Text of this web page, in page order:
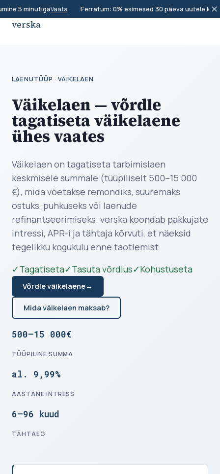
5 minutigaVaata Ferratum: 0% esimesed 30 päeva uutele ✕
verska
LAENUTÜÜP · VÄIKELAEN
Väikelaen — võrdle
tagatiseta väikelaene
ühes vaates
Väikelaen on tagatiseta tarbimislaen
keskmisele summale (tüüpiliselt 500–15 000
€), mida võetakse remondiks, suuremaks
ostuks, puhkuseks või laenude
refinantseerimiseks. verska koondab pakkujate
intressi, APR-i ja tähtaja kõrvuti, et näeksid
tegelikku kogukulu enne taotlemist.
✓Tagatiseta✓Tasuta võrdlus✓Kohustuseta
Võrdle väikelaene→
Mida väikelaen maksab?
500–15 000€
TÜÜPILINE SUMMA
al. 9,99%
AASTANE INTRESS
6–96 kuud
TÄHTAEG